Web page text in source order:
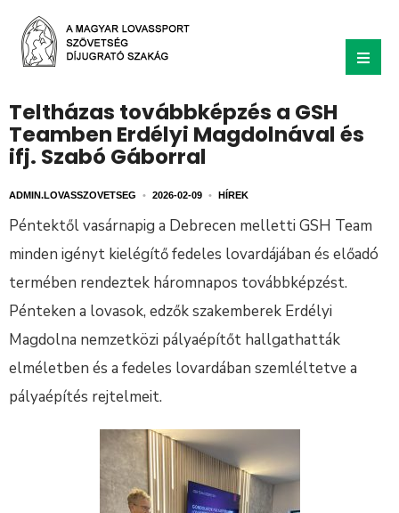
Teltházas továbbképzés a GSH
Teamben Erdélyi Magdolnával és
ifj. Szabó Gáborral
ADMIN.LOVASSZOVETSEG • 2026-02-09 • HÍREK
Péntektől vasárnapig a Debrecen melletti GSH Team
minden igényt kielégítő fedeles lovardájában és előadó
termében rendeztek háromnapos továbbképzést.
Pénteken a lovasok, edzők szakemberek Erdélyi
Magdolna nemzetközi pályaépítőt hallgathatták
elméletben és a fedeles lovardában szemléltetve a
pályaépítés rejtelmeit.